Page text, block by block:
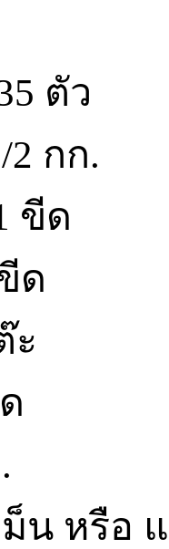
ตัว
2 กก.
ขีด
ด
ะ
ม็น หรือ